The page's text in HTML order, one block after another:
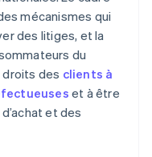
mécanismes qui
des litiges, et la
du
des clients à
et à être
et des